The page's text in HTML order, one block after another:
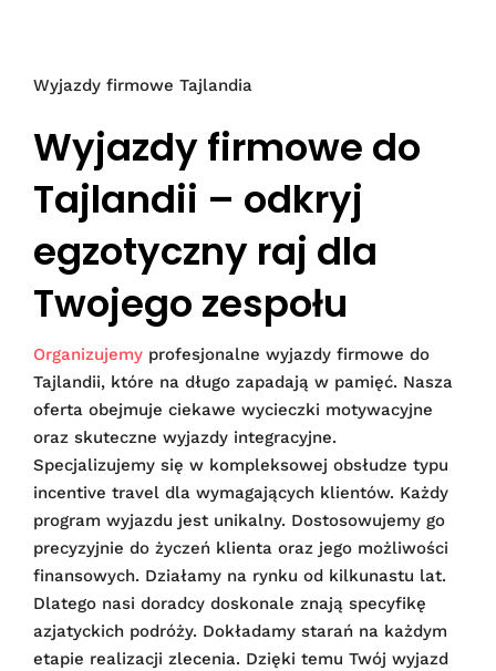
Wyjazdy firmowe Tajlandia
Wyjazdy firmowe do
Tajlandii – odkryj
egzotyczny raj dla
Twojego zespołu
Organizujemy profesjonalne wyjazdy firmowe do
Tajlandii, które na długo zapadają w pamięć. Nasza
oferta obejmuje ciekawe wycieczki motywacyjne
oraz skuteczne wyjazdy integracyjne.
Specjalizujemy się w kompleksowej obsłudze typu
incentive travel dla wymagających klientów. Każdy
program wyjazdu jest unikalny. Dostosowujemy go
precyzyjnie do życzeń klienta oraz jego możliwości
finansowych. Działamy na rynku od kilkunastu lat.
Dlatego nasi doradcy doskonale znają specyfikę
azjatyckich podróży. Dokładamy starań na każdym
etapie realizacji zlecenia. Dzięki temu Twój wyjazd